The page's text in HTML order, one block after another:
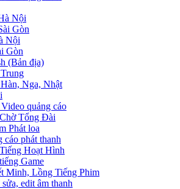
Nội
Gòn
Nội
Gòn
(Bản địa)
Nga, Nhật
quảng cáo
Tổng Đài
Phát loa
cáo phát thanh
Hoạt Hình
Game
Minh, Lồng Tiếng Phim
edit âm thanh